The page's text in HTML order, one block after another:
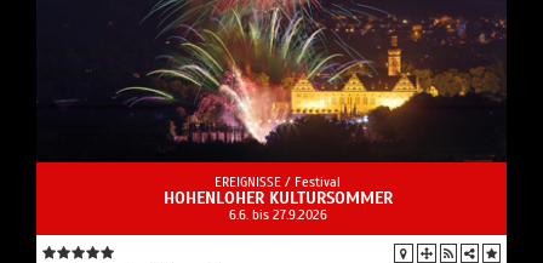
EREIGNISSE / Festival
HOHENLOHER KULTURSOMMER
6.6. bis 27.9.2026